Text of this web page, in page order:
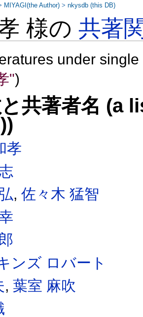
様の共著
under
")
共著者名 (a
孝
,佐々木 猛智
ンズ ロバート
,葉室 麻吹
MIYAGI(the Author) >nkysdb (this DB)